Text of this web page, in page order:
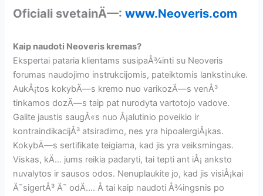
Oficiali svetainÄ—:www.Neoveris.com
Kaip naudoti Neoveris kremas?
Ekspertai pataria klientams susipaÅ¾inti su Neoveris
forumas naudojimo instrukcijomis, pateiktomis lankstinuke.
AukÅ¡tos kokybÄ—s kremo nuo varikozÄ—s venÅ³
tinkamos dozÄ—s taip pat nurodyta vartotojo vadove.
Galite jaustis saugÅ«s nuo Å¡alutinio poveikio ir
kontraindikacijÅ³ atsiradimo, nes yra hipoalergiÅ¡kas.
KokybÄ—s sertifikate teigiama, kad jis yra veiksmingas.
Viskas, kÄ… jums reikia padaryti, tai tepti ant iÅ¡ anksto
nuvalytos ir sausos odos. Nenuplaukite jo, kad jis visiÅ¡kai
Ä¯sigertÅ³ Ä¯ odÄ…. Å tai kaip naudoti Å¾ingsnis po